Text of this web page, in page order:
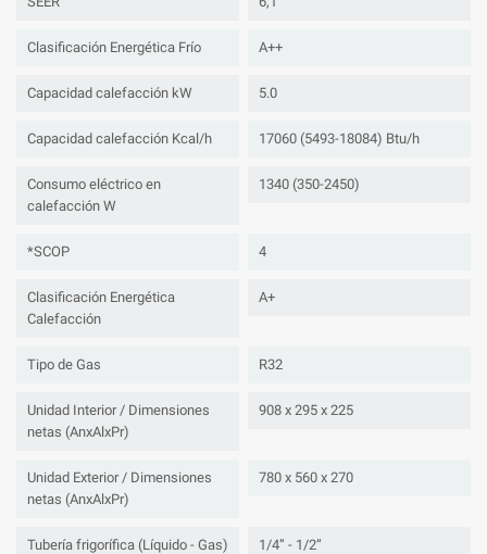
Clasificación Energética Frío A++
Capacidad calefacción kW 5.0
Capacidad calefacción Kcal/h 17060 (5493-18084) Btu/h
Consumo eléctrico en
calefacción W
1340 (350-2450)
*SCOP 4
Clasificación Energética
Calefacción
A+
Tipo de Gas R32
Unidad Interior / Dimensiones
netas (AnxAlxPr)
908 x 295 x 225
Unidad Exterior / Dimensiones
netas (AnxAlxPr)
780 x 560 x 270
Tubería frigorífica (Líquido - Gas)
1/4” - 1/2”